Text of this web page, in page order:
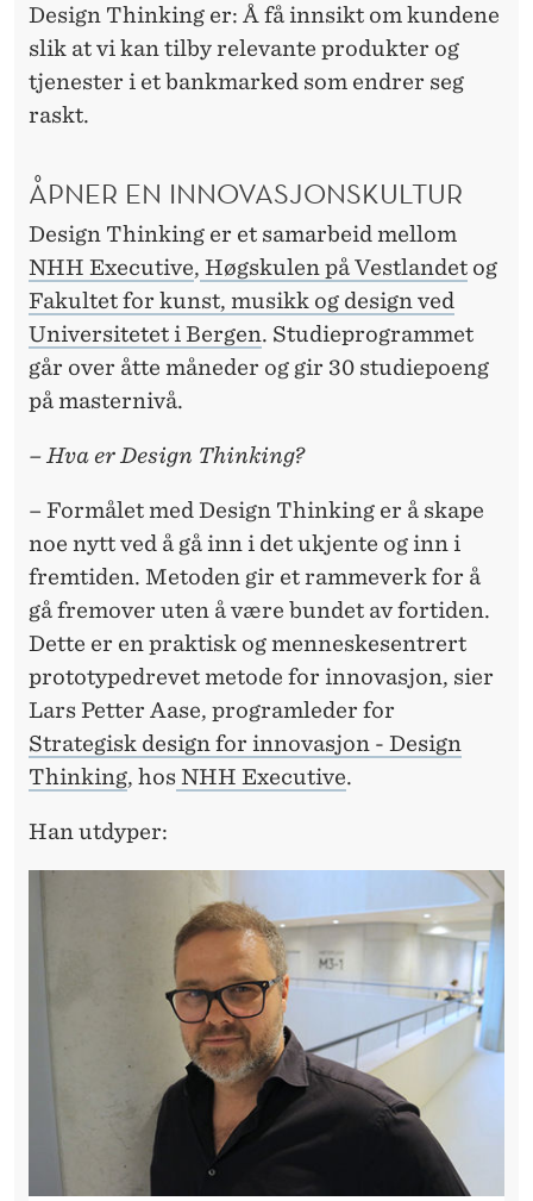
Design Thinking er: Å få innsikt om kundene
slik at vi kan tilby relevante produkter og
tjenester i et bankmarked som endrer seg
raskt.
ÅPNER EN INNOVASJONSKULTUR
Design Thinking er et samarbeid mellom
NHH Executive, Høgskulen på Vestlandet og
Fakultet for kunst, musikk og design ved
Universitetet i Bergen. Studieprogrammet
går over åtte måneder og gir 30 studiepoeng
på masternivå.
– Hva er Design Thinking?
– Formålet med Design Thinking er å skape
noe nytt ved å gå inn i det ukjente og inn i
fremtiden. Metoden gir et rammeverk for å
gå fremover uten å være bundet av fortiden.
Dette er en praktisk og menneskesentrert
prototypedrevet metode for innovasjon, sier
Lars Petter Aase, programleder for
Strategisk design for innovasjon - Design
Thinking, hosNHH Executive.
Han utdyper: